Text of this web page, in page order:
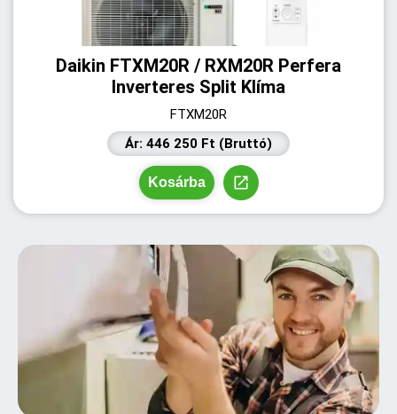
Daikin FTXM20R / RXM20R Perfera
Inverteres Split Klíma
FTXM20R
Ár: 446 250 Ft (Bruttó)
Kosárba